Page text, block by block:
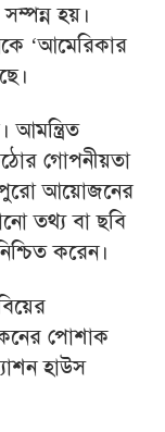
হয়।
‘আমেরিকার
আমন্ত্রিত
গোপনীয়তা
পুরো আয়োজনের
তথ্য বা ছবি
করেন।
পোশাক
হাউস